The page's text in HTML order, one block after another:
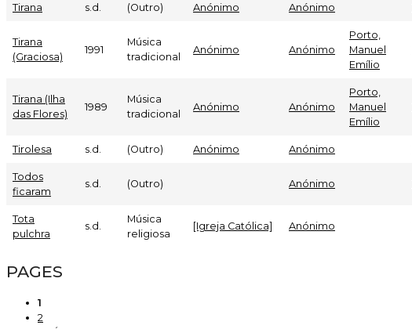
Tirana s.d. (Outro) Anónimo Anónimo
Tirana
(Graciosa)
1991
Música
tradicional
Anónimo Anónimo
Porto,
Manuel
Emílio
Tirana (Ilha
das Flores)
1989
Música
tradicional
Anónimo Anónimo
Porto,
Manuel
Emílio
Tirolesa s.d. (Outro) Anónimo Anónimo
Todos
ficaram
s.d. (Outro) Anónimo
Tota
pulchra
s.d.
Música
religiosa
[Igreja Católica] Anónimo
PAGES
1
2